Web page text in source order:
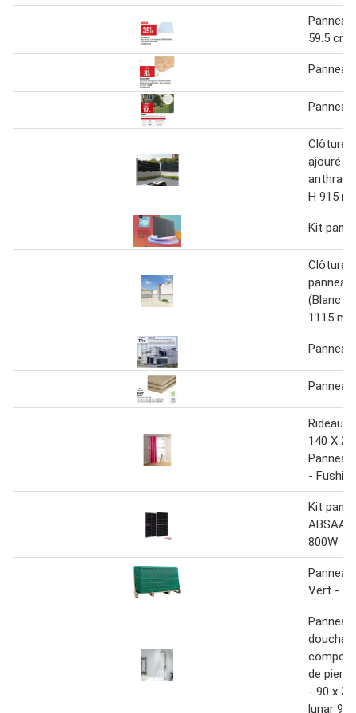
Panneau
59.5 cm
Panneau
Clôture
ajouré
H 915
Kit
Clôture
panneau
(Blanc -
1115
Panneau
Rideau
140 X
- Fushia
Kit
800W
Vert -
douche
de
- 90 x
lunar 90